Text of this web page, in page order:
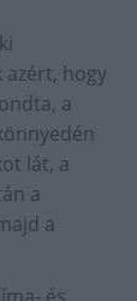
azért, hogy
a
lát, a
a
a